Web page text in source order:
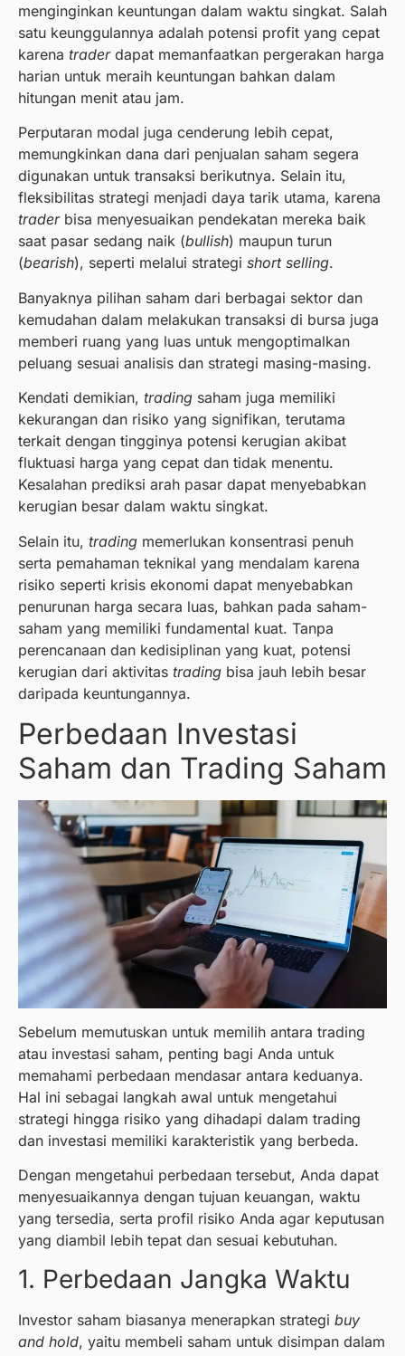
menginginkan keuntungan dalam waktu singkat. Salah
satu keunggulannya adalah potensi profit yang cepat
karena trader dapat memanfaatkan pergerakan harga
harian untuk meraih keuntungan bahkan dalam
hitungan menit atau jam.
Perputaran modal juga cenderung lebih cepat,
memungkinkan dana dari penjualan saham segera
digunakan untuk transaksi berikutnya. Selain itu,
fleksibilitas strategi menjadi daya tarik utama, karena
trader bisa menyesuaikan pendekatan mereka baik
saat pasar sedang naik (bullish) maupun turun
(bearish), seperti melalui strategi short selling.
Banyaknya pilihan saham dari berbagai sektor dan
kemudahan dalam melakukan transaksi di bursa juga
memberi ruang yang luas untuk mengoptimalkan
peluang sesuai analisis dan strategi masing-masing.
Kendati demikian, trading saham juga memiliki
kekurangan dan risiko yang signifikan, terutama
terkait dengan tingginya potensi kerugian akibat
fluktuasi harga yang cepat dan tidak menentu.
Kesalahan prediksi arah pasar dapat menyebabkan
kerugian besar dalam waktu singkat.
Selain itu, trading memerlukan konsentrasi penuh
serta pemahaman teknikal yang mendalam karena
risiko seperti krisis ekonomi dapat menyebabkan
penurunan harga secara luas, bahkan pada saham-
saham yang memiliki fundamental kuat. Tanpa
perencanaan dan kedisiplinan yang kuat, potensi
kerugian dari aktivitas trading bisa jauh lebih besar
daripada keuntungannya.
Perbedaan Investasi
Saham dan Trading Saham
Sebelum memutuskan untuk memilih antara trading
atau investasi saham, penting bagi Anda untuk
memahami perbedaan mendasar antara keduanya.
Hal ini sebagai langkah awal untuk mengetahui
strategi hingga risiko yang dihadapi dalam trading
dan investasi memiliki karakteristik yang berbeda.
Dengan mengetahui perbedaan tersebut, Anda dapat
menyesuaikannya dengan tujuan keuangan, waktu
yang tersedia, serta profil risiko Anda agar keputusan
yang diambil lebih tepat dan sesuai kebutuhan.
1. Perbedaan Jangka Waktu
Investor saham biasanya menerapkan strategi buy
and hold, yaitu membeli saham untuk disimpan dalam